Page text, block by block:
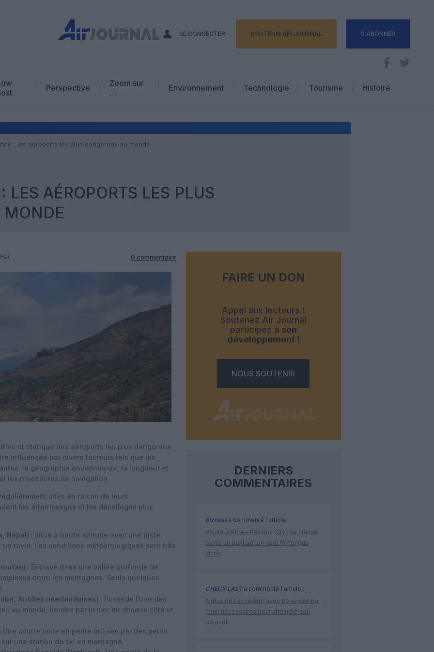
SE CONNECTER SOUTENIR AIR JOURNAL S'ABONNER
Perspective
Zoom sur
…
Avis d’expert
Environnement Technologie
Tourisme
Hôtellerie
Histoire
: les aéroports les plus dangereux au monde
LES AÉROPORTS LES PLUS
MONDE
0 commentaire
et statique des aéroports les plus dangereux
influencée par divers facteurs tels que les
la géographie environnante, la longueur et
les procédures de navigation.
cités en raison de leurs
les atterrissages et les décollages plus
Népal) : Situé à haute altitude avec une piste
ravin. Les conditions météorologiques sont très
: Enclavé dans une vallée profonde de
entre les montagnes. Seuls quelques
Antilles néerlandaises) : Possède l’une des
au monde, bordée par la mer de chaque côté et
Une courte piste en pente utilisée par des petits
une station de ski en montagne.
FAIRE UN DON
Appel aux lecteurs !
Soutenez Air Journal
participez à son
développement !
NOUS SOUTENIR
DERNIERS
COMMENTAIRES
Biznessa commenté l'article :
Pointe‑à‑Pitre – Panama City : Air France
ouvre un pont aérien vers l’Amérique
latine
CHECK LASTa commenté l'article :
Airbus doit accélérer avec 90 avions par
mois nécessaires pour atteindre son
objectif